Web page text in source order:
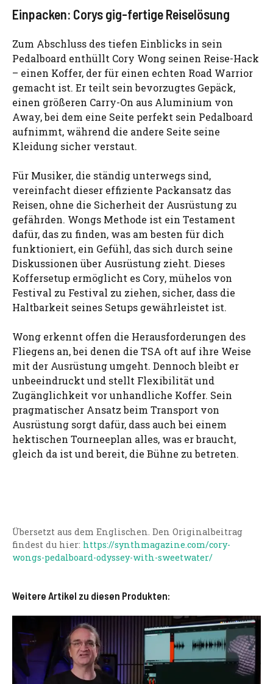
Einpacken: Corys gig-fertige Reiselösung
Zum Abschluss des tiefen Einblicks in sein
Pedalboard enthüllt Cory Wong seinen Reise-Hack
– einen Koffer, der für einen echten Road Warrior
gemacht ist. Er teilt sein bevorzugtes Gepäck,
einen größeren Carry-On aus Aluminium von
Away, bei dem eine Seite perfekt sein Pedalboard
aufnimmt, während die andere Seite seine
Kleidung sicher verstaut.
Für Musiker, die ständig unterwegs sind,
vereinfacht dieser effiziente Packansatz das
Reisen, ohne die Sicherheit der Ausrüstung zu
gefährden. Wongs Methode ist ein Testament
dafür, das zu finden, was am besten für dich
funktioniert, ein Gefühl, das sich durch seine
Diskussionen über Ausrüstung zieht. Dieses
Koffersetup ermöglicht es Cory, mühelos von
Festival zu Festival zu ziehen, sicher, dass die
Haltbarkeit seines Setups gewährleistet ist.
Wong erkennt offen die Herausforderungen des
Fliegens an, bei denen die TSA oft auf ihre Weise
mit der Ausrüstung umgeht. Dennoch bleibt er
unbeeindruckt und stellt Flexibilität und
Zugänglichkeit vor unhandliche Koffer. Sein
pragmatischer Ansatz beim Transport von
Ausrüstung sorgt dafür, dass auch bei einem
hektischen Tourneeplan alles, was er braucht,
gleich da ist und bereit, die Bühne zu betreten.
Übersetzt aus dem Englischen. Den Originalbeitrag
findest du hier: https://synthmagazine.com/cory-
wongs-pedalboard-odyssey-with-sweetwater/
Weitere Artikel zu diesen Produkten: